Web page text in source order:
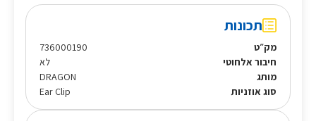
תכונות
מק״ט
736000190
חיבור אלחוטי
לא
מותג
DRAGON
סוג אוזניות
Ear Clip